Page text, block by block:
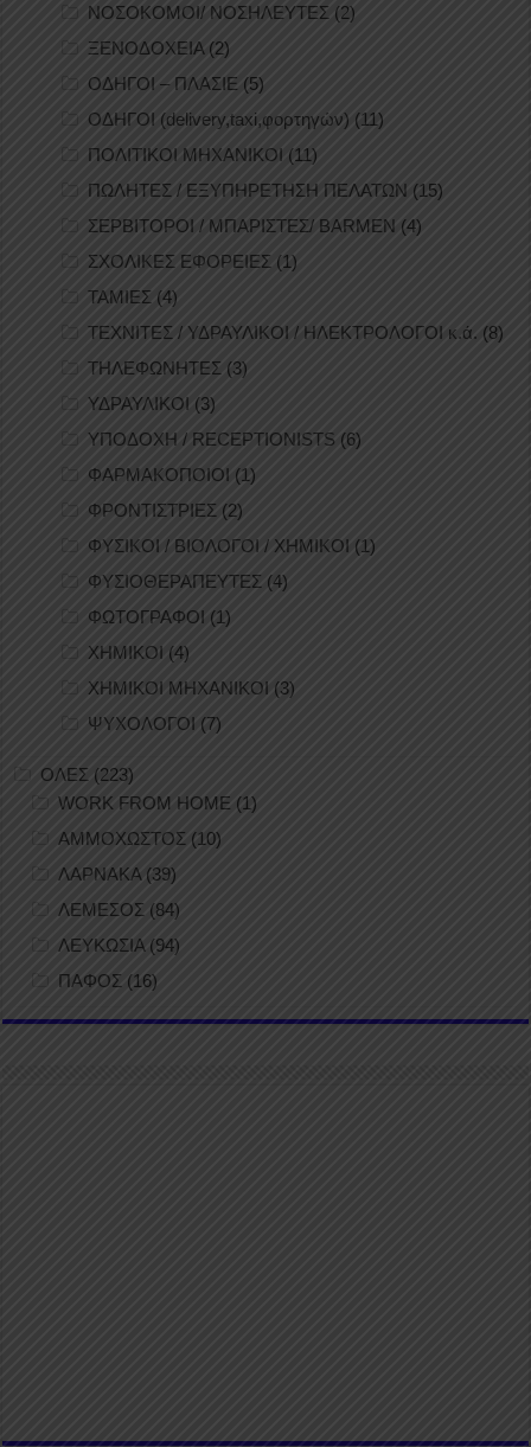
ΝΟΣΟΚΟΜΟΙ/ ΝΟΣΗΛΕΥΤΕΣ (2)
ΞΕΝΟΔΟΧΕΙΑ(2)
ΟΔΗΓΟΙ – ΠΛΑΣΙΕ (5)
ΟΔΗΓΟΙ (delivery,taxi,φορτηγών) (11)
ΠΟΛΙΤΙΚΟΙ ΜΗΧΑΝΙΚΟΙ (11)
ΠΩΛΗΤΕΣ / ΕΞΥΠΗΡΕΤΗΣΗ ΠΕΛΑΤΩΝ (15)
ΣΕΡΒΙΤΟΡΟΙ / ΜΠΑΡΙΣΤΕΣ/ BARMEN (4)
ΣΧΟΛΙΚΕΣ ΕΦΟΡΕΙΕΣ (1)
ΤΑΜΙΕΣ (4)
ΤΕΧΝΙΤΕΣ / ΥΔΡΑΥΛΙΚΟΙ / ΗΛΕΚΤΡΟΛΟΓΟΙ κ.ά. (8)
ΤΗΛΕΦΩΝΗΤΕΣ (3)
ΥΔΡΑΥΛΙΚΟΙ (3)
ΥΠΟΔΟΧΗ / RECEPTIONISTS (6)
ΦΑΡΜΑΚΟΠΟΙΟΙ (1)
ΦΡΟΝΤΙΣΤΡΙΕΣ (2)
ΦΥΣΙΚΟΙ / ΒΙΟΛΟΓΟΙ / ΧΗΜΙΚΟΙ (1)
ΦΥΣΙΟΘΕΡΑΠΕΥΤΕΣ (4)
ΦΩΤΟΓΡΑΦΟΙ (1)
ΧΗΜΙΚΟΙ (4)
ΧΗΜΙΚΟΙ ΜΗΧΑΝΙΚΟΙ (3)
ΨΥΧΟΛΟΓΟΙ (7)
ΟΛΕΣ (223)
WORK FROM HOME (1)
ΑΜΜΟΧΩΣΤΟΣ (10)
ΛΑΡΝΑΚΑ(39)
ΛΕΜΕΣΟΣ (84)
ΛΕΥΚΩΣΙΑ (94)
ΠΑΦΟΣ (16)